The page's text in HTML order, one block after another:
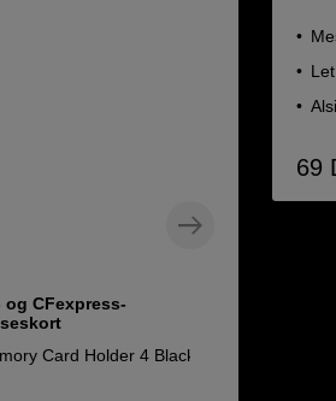
og CFexpress-
Card Holder 4 Black
69